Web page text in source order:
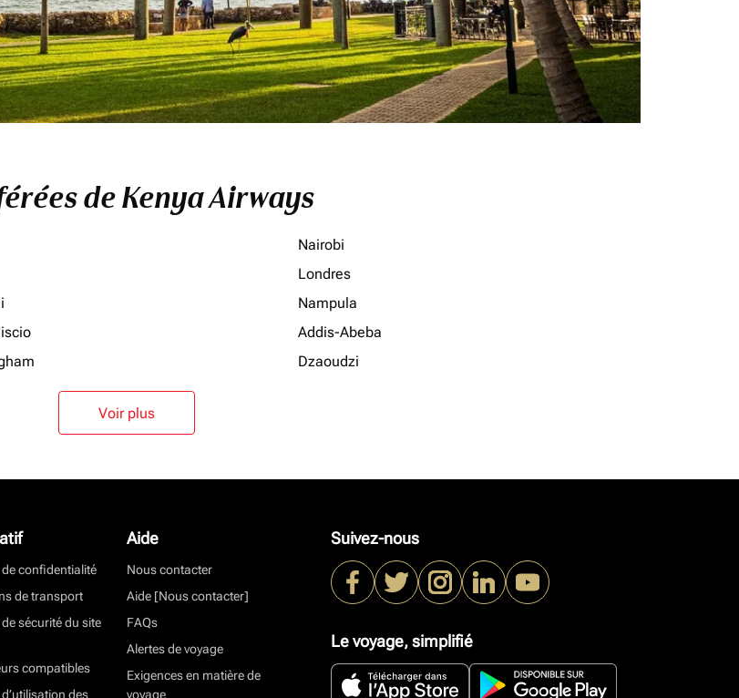
de Kenya Airways
Nairobi
Londres
Nampula
Addis-Abeba
Dzaoudzi
Voir plus
de confidentialité
de transport
sécurité du site
compatibles
des
Aide
Nous contacter
Aide [Nous contacter]
FAQs
Alertes de voyage
Exigences en matière de
voyage
Suivez-nous
Le voyage, simplifié